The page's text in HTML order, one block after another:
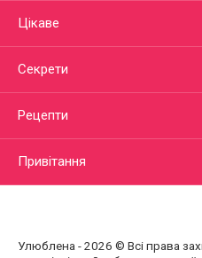
Цікаве
Секрети
Рецепти
Привітання
Улюблена - 2026 © Всі права